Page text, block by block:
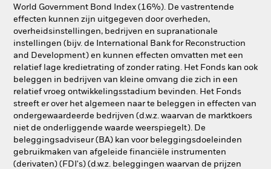
World Government Bond Index (16%). De vastrentende
effecten kunnen zijn uitgegeven door overheden,
overheidsinstellingen, bedrijven en supranationale
instellingen (bijv. de International Bank for Reconstruction
and Development) en kunnen effecten omvatten met een
relatief lage kredietrating of zonder rating. Het Fonds kan ook
beleggen in bedrijven van kleine omvang die zich in een
relatief vroeg ontwikkelingsstadium bevinden. Het Fonds
streeft er over het algemeen naar te beleggen in effecten van
ondergewaardeerde bedrijven (d.w.z. waarvan de marktkoers
niet de onderliggende waarde weerspiegelt). De
beleggingsadviseur (BA) kan voor beleggingsdoeleinden
gebruikmaken van afgeleide financiële instrumenten
(derivaten) (FDI's) (d.w.z. beleggingen waarvan de prijzen